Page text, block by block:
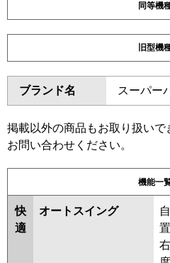
同等機
ダイキン
東芝
三菱電機 PKZX-
RPK-
三菱重工
旧型機
ダイキン
東芝
ブランド名 スーパー
掲載以外の商品もお取り扱いで
お問い合わせください。
機能一
快
適
オートスイング